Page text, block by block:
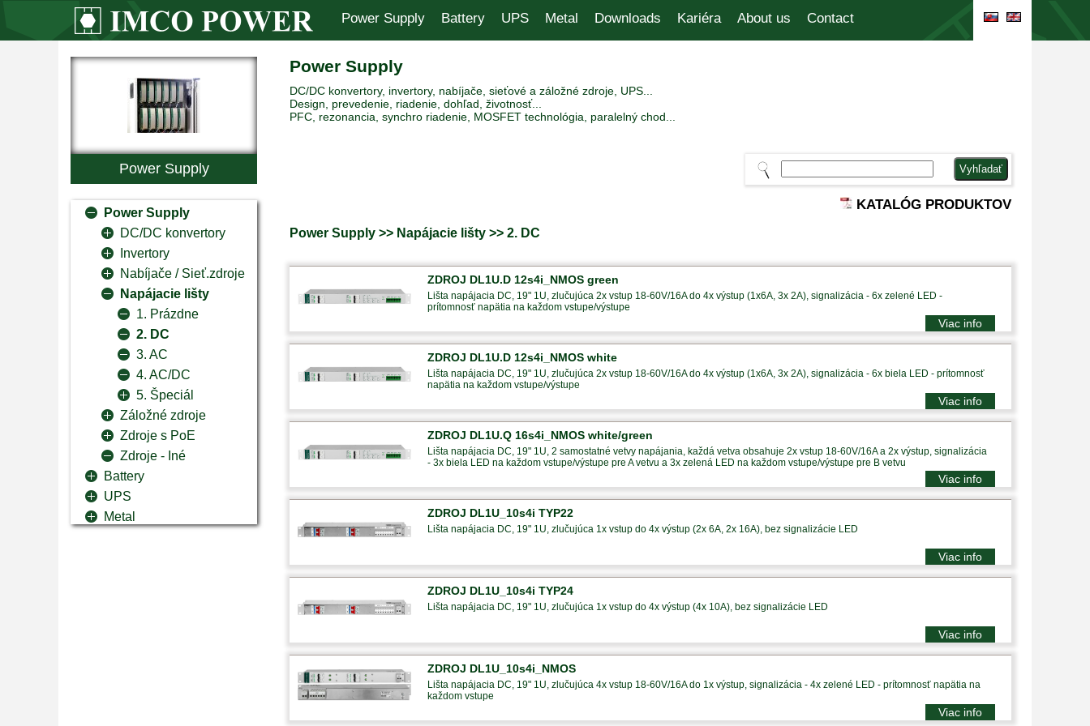
Power Supply Battery UPS Metal Downloads Kariéra About us Contact
Power Supply
Power Supply
DC/DC konvertory
Invertory
Nabíjače / Sieť.zdroje
Napájacie lišty
1. Prázdne
2. DC
3. AC
4. AC/DC
5. Špeciál
Záložné zdroje
Zdroje s PoE
Zdroje - Iné
Battery
UPS
Metal
Power Supply
DC/DC konvertory, invertory, nabíjače, sieťové a záložné zdroje, UPS...
Design, prevedenie, riadenie, dohľad, životnosť...
PFC, rezonancia, synchro riadenie, MOSFET technológia, paralelný chod...
KATALÓG PRODUKTOV
Power Supply >> Napájacie lišty >> 2. DC
ZDROJ DL1U.D 12s4i_NMOS green
Lišta napájacia DC, 19" 1U, zlučujúca 2x vstup 18-60V/16A do 4x výstup (1x6A, 3x 2A), signalizácia - 6x zelené LED -
prítomnosť napätia na každom vstupe/výstupe
Viac info
ZDROJ DL1U.D 12s4i_NMOS white
Lišta napájacia DC, 19" 1U, zlučujúca 2x vstup 18-60V/16A do 4x výstup (1x6A, 3x 2A), signalizácia - 6x biela LED - prítomnosť
napätia na každom vstupe/výstupe
Viac info
ZDROJ DL1U.Q 16s4i_NMOS white/green
Lišta napájacia DC, 19" 1U, 2 samostatné vetvy napájania, každá vetva obsahuje 2x vstup 18-60V/16A a 2x výstup, signalizácia
- 3x biela LED na každom vstupe/výstupe pre A vetvu a 3x zelená LED na každom vstupe/výstupe pre B vetvu
Viac info
ZDROJ DL1U_10s4i TYP22
Lišta napájacia DC, 19" 1U, zlučujúca 1x vstup do 4x výstup (2x 6A, 2x 16A), bez signalizácie LED
Viac info
ZDROJ DL1U_10s4i TYP24
Lišta napájacia DC, 19" 1U, zlučujúca 1x vstup do 4x výstup (4x 10A), bez signalizácie LED
Viac info
ZDROJ DL1U_10s4i_NMOS
Lišta napájacia DC, 19" 1U, zlučujúca 4x vstup 18-60V/16A do 1x výstup, signalizácia - 4x zelené LED - prítomnosť napätia na
každom vstupe
Viac info